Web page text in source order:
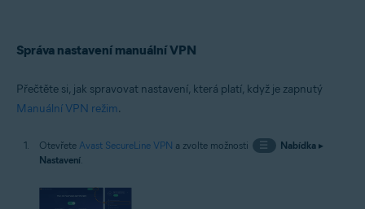
Správa nastavení manuální VPN
Přečtěte si, jak spravovat nastavení, která platí, když je zapnutý
Manuální VPN režim.
Otevřete Avast SecureLine VPN a zvolte možnosti ☰ Nabídka▸
Nastavení